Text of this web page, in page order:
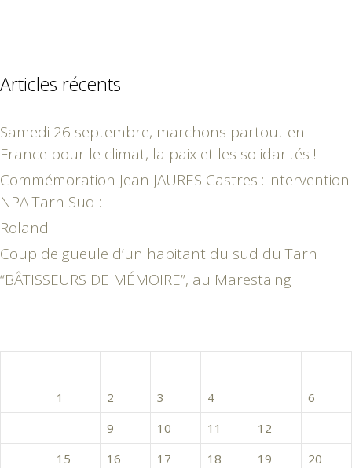
Articles récents
Samedi 26 septembre, marchons partout en
France pour le climat, la paix et les solidarités !
Commémoration Jean JAURES Castres : intervention
NPA Tarn Sud :
Roland
Coup de gueule d’un habitant du sud du Tarn
“BÂTISSEURS DE MÉMOIRE”, au Marestaing
1
2 3 4
6
9 10 11 12
15 16 17 18 19
20